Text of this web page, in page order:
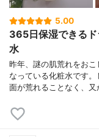
5.00
365日保湿できる
水
昨年、謎の肌荒れをお
なっている化粧水です
面が荒れることなく、